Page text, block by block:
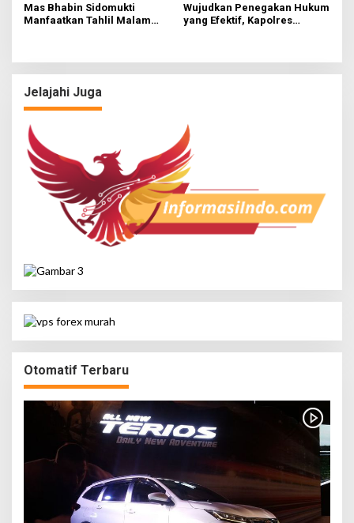
Mas Bhabin Sidomukti
Manfaatkan Tahlil Malam
Wujudkan Penegakan Hukum
yang Efektif, Kapolres
Jelajahi Juga
Otomatif Terbaru